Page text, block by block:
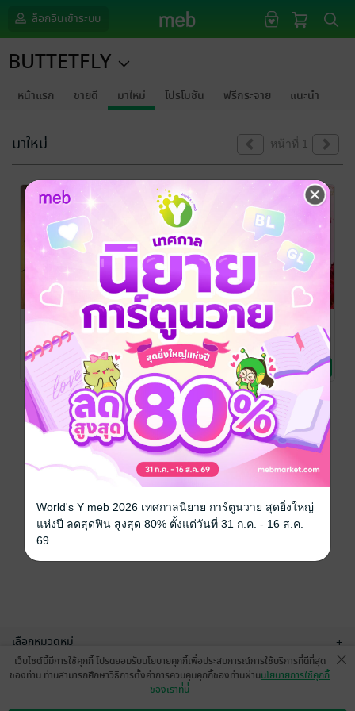
ล็อกอินเข้าระบบ
BUTTETFLY
หน้าแรก ขายดี มาใหม่ โปรโมชัน ฟรีกระจาย แนะนำ
มาใหม่ หน้าที่ 1
โลกเธอ your
world my
world
พราวด์ชมพู
BUTTETFLY
นิยายวาย Boy
Love / Yaoi
No Rating
วาดรักด้วย
หัวใจ pic of
you [ตอนเดียว
จบ]
พราวด์ชมพู/
BUTTETFLY
นิยายรัก
No Rating
เพียงเธอคนนี้
He's my
puppy love
พราวด์ชมพู /
BUTTETFLY
นิยายโรมานซ์
No Rating
หน้าที่ 1
เลือกหมวดหมู่ +
บริการช่วยเหลือ
เว็บไซต์นี้มีการใช้คุกกี้ โปรดยอมรับนโยบายคุกกี้เพื่อประสบการณ์การใช้บริการที่ดีที่สุด
ของท่าน ท่านสามารถศึกษาวิธีการตั้งค่าการควบคุมคุกกี้ของท่านผ่านนโยบายการใช้คุกกี้
ของเราที่นี่
World's Y meb 2026 เทศกาลนิยาย การ์ตูนวาย สุดยิ่งใหญ่
แห่งปี ลดสุดฟิน สูงสุด 80% ตั้งแต่วันที่ 31 ก.ค. - 16 ส.ค.
69